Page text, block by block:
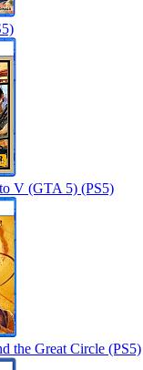
V (GTA 5) (PS5)
the Great Circle (PS5)